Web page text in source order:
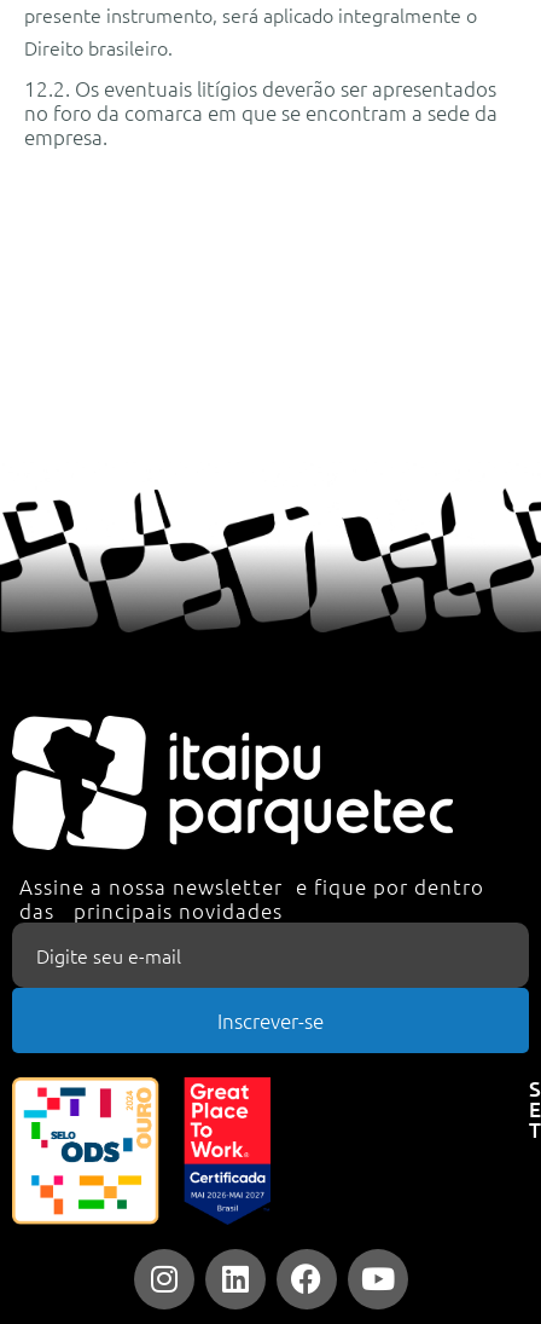
presente instrumento, será aplicado integralmente o
Direito brasileiro.
12.2. Os eventuais litígios deverão ser apresentados
no foro da comarca em que se encontram a sede da
empresa.
Inscrever-se
Assine a nossa newsletter e fique por dentro
das principais novidades